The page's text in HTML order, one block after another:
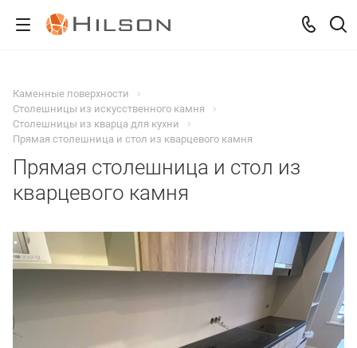
Каменные поверхности
Столешницы из искусственного камня
Столешницы из кварца для кухни
Прямая столешница и стол из кварцевого камня
Прямая столешница и стол из
кварцевого камня